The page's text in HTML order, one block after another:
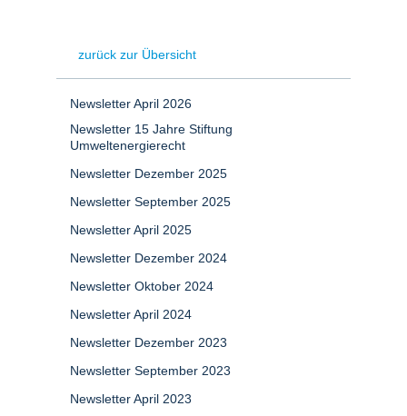
zurück zur Übersicht
Newsletter April 2026
Newsletter 15 Jahre Stiftung
Umweltenergierecht
Newsletter Dezember 2025
Newsletter September 2025
Newsletter April 2025
Newsletter Dezember 2024
Newsletter Oktober 2024
Newsletter April 2024
Newsletter Dezember 2023
Newsletter September 2023
Newsletter April 2023